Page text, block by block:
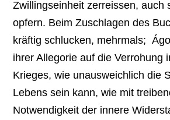
Zwillingseinheit zerreissen, auch
opfern. Beim Zuschlagen des
kräftig schlucken, mehrmals;
ihrer Allegorie auf die Verrohung
Krieges, wie unausweichlich die
Lebens sein kann, wie mit
Notwendigkeit der innere